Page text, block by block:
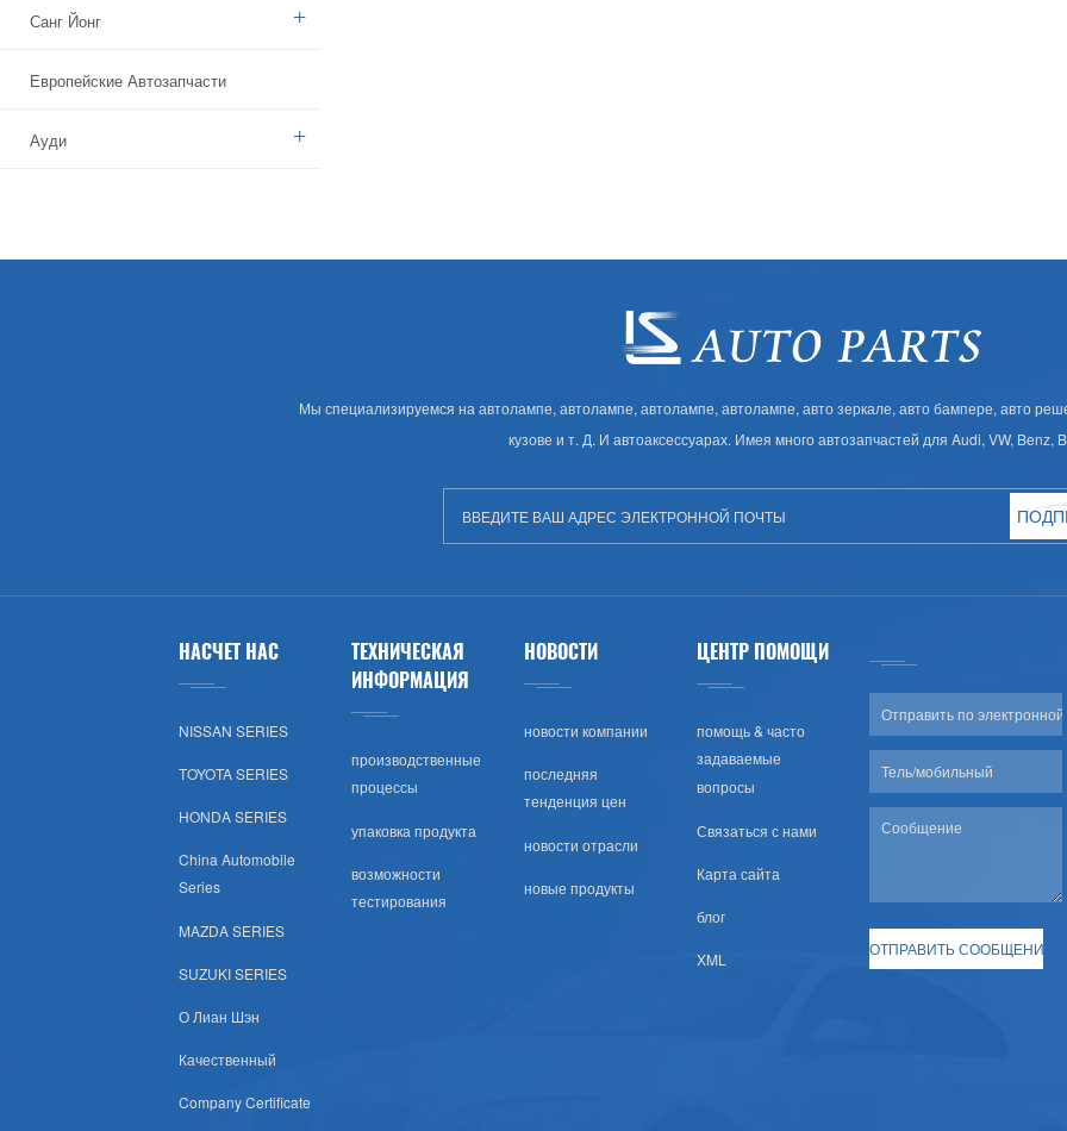
Санг Йонг
Европейские Автозапчасти
Ауди
БМВ
Мы специализируемся на автолампе, автолампе, автолампе, автолампе, авто зеркале, авто бампере, авто
кузове и т. Д. И автоаксессуарах. Имея много автозапчастей для Audi, VW, Benz,
НАСЧЕТ НАС
NISSAN SERIES
TOYOTA SERIES
HONDA SERIES
China Automobile
Series
MAZDA SERIES
SUZUKI SERIES
О Лиан Шэн
Качественный
Company Certificate
ТЕХНИЧЕСКАЯ
ИНФОРМАЦИЯ
производственные
процессы
упаковка продукта
возможности
тестирования
НОВОСТИ
новости компании
последняя
тенденция цен
новости отрасли
новые продукты
ЦЕНТР ПОМОЩИ
помощь & часто
задаваемые
вопросы
Связаться с нами
Карта сайта
блог
XML